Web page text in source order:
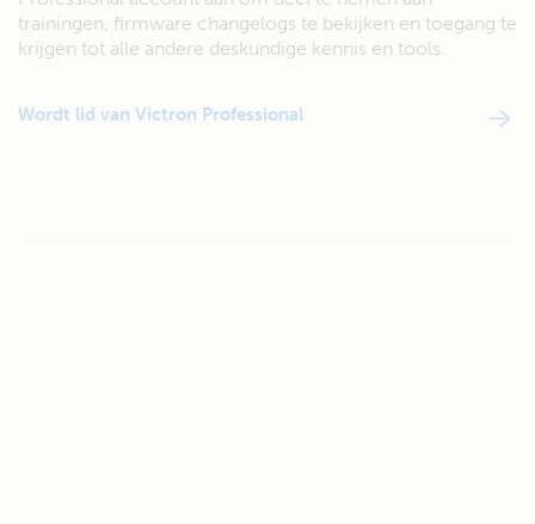
trainingen, firmware changelogs te bekijken en toegang te
krijgen tot alle andere deskundige kennis en tools.
Wordt lid van Victron Professional